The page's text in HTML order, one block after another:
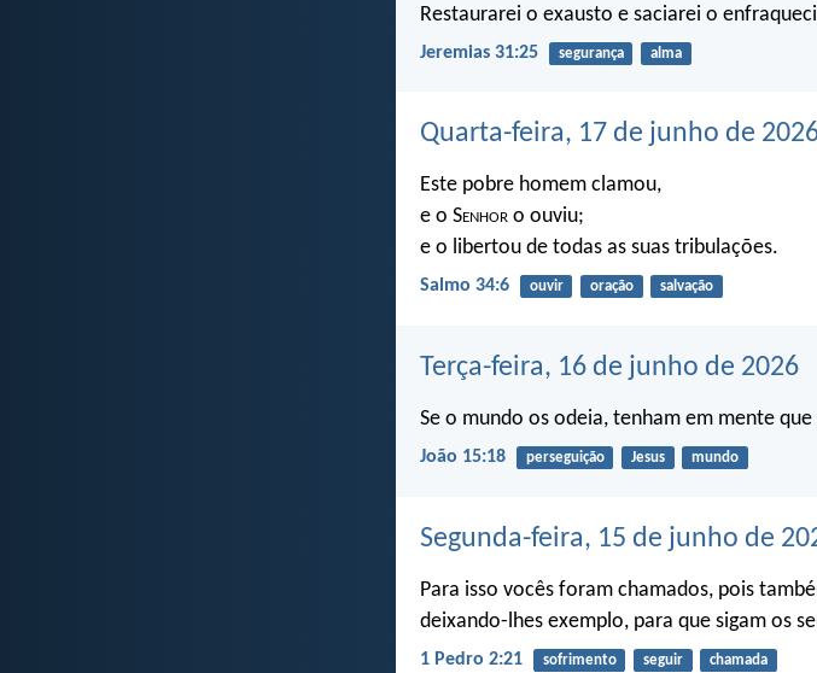
Restaurarei o exausto e saciarei o
Jeremias 31:25 segurança alma
Quarta-feira, 17 de junho de
Este pobre homem clamou,
e o Senhor o ouviu;
e o libertou de todas as suas tribulações.
Salmo 34:6 ouvir oração salvação
Terça-feira, 16 de junho de 2026
Se o mundo os odeia, tenham em mente
João 15:18 perseguição Jesus mundo
Segunda-feira, 15 de junho de
Para isso vocês foram chamados, pois
deixando-lhes exemplo, para que sigam os
1 Pedro 2:21 sofrimento seguir chamada